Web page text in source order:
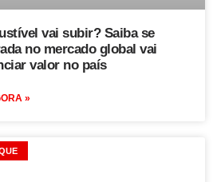
vai subir? Saiba se
no mercado global vai
valor no país
»